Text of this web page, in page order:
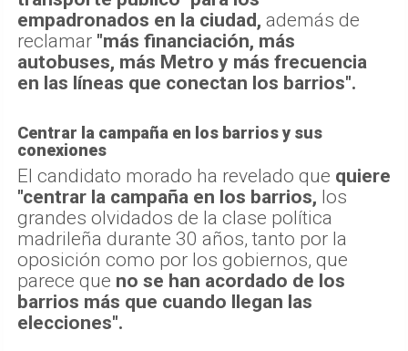
empadronados en la ciudad, además de
reclamar "más financiación, más
autobuses, más Metro y más frecuencia
en las líneas que conectan los barrios".
Centrar la campaña en los barrios y sus
conexiones
El candidato morado ha revelado que quiere
"centrar la campaña en los barrios, los
grandes olvidados de la clase política
madrileña durante 30 años, tanto por la
oposición como por los gobiernos, que
parece que no se han acordado de los
barrios más que cuando llegan las
elecciones".